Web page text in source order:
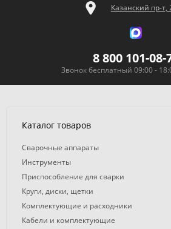
Казанский пр-т,
8 800 101-08-
Звонок бесплатный 09:00 -
Каталог товаров
Сварочные аппараты
Инструменты
Приспособление для сварки
Круги, диски, щетки
Комплектующие и расходники
Кабели и комплектующие